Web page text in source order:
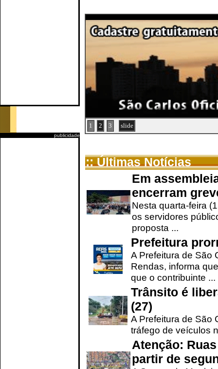
publicidade
1 2 3 slide
:: Últimas Notícias
Em
encerram
Nesta quarta-feira
os servidores
proposta ...
Prefeitura
A Prefeitura de São
Rendas, informa
que o contribuinte ...
Trânsito é
(27)
A Prefeitura de São
tráfego de veículos
Atenção:
partir de